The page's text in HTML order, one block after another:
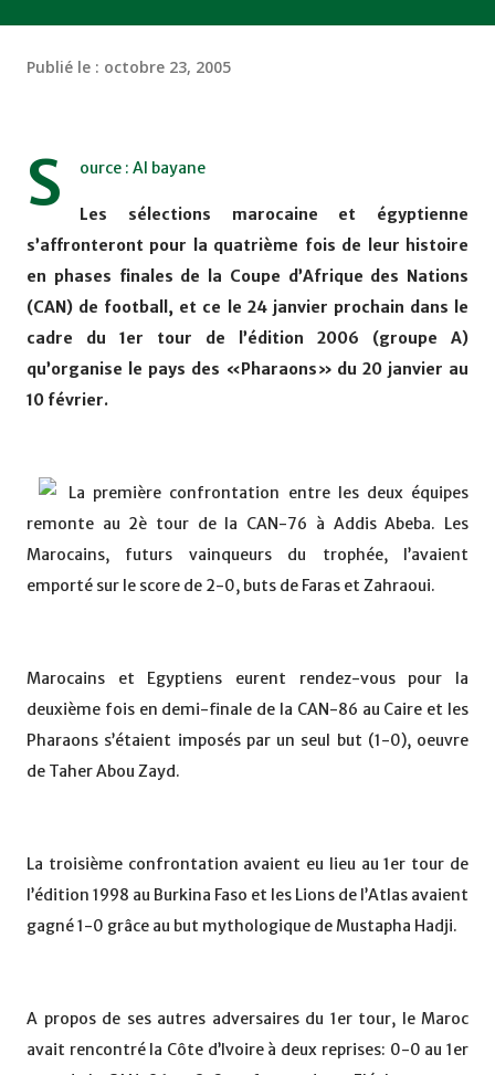
Publié le : octobre 23, 2005
S ource : Al bayane
Les sélections marocaine et égyptienne
s’affronteront pour la quatrième fois de leur histoire
en phases finales de la Coupe d’Afrique des Nations
(CAN) de football, et ce le 24 janvier prochain dans le
cadre du 1er tour de l’édition 2006 (groupe A)
qu’organise le pays des «Pharaons» du 20 janvier au
10 février.
La première confrontation entre les deux équipes
remonte au 2è tour de la CAN-76 à Addis Abeba. Les
Marocains, futurs vainqueurs du trophée, l’avaient
emporté sur le score de 2-0, buts de Faras et Zahraoui.
Marocains et Egyptiens eurent rendez-vous pour la
deuxième fois en demi-finale de la CAN-86 au Caire et les
Pharaons s’étaient imposés par un seul but (1-0), oeuvre
de Taher Abou Zayd.
La troisième confrontation avaient eu lieu au 1er tour de
l’édition 1998 au Burkina Faso et les Lions de l’Atlas avaient
gagné 1-0 grâce au but mythologique de Mustapha Hadji.
A propos de ses autres adversaires du 1er tour, le Maroc
avait rencontré la Côte d’Ivoire à deux reprises: 0-0 au 1er